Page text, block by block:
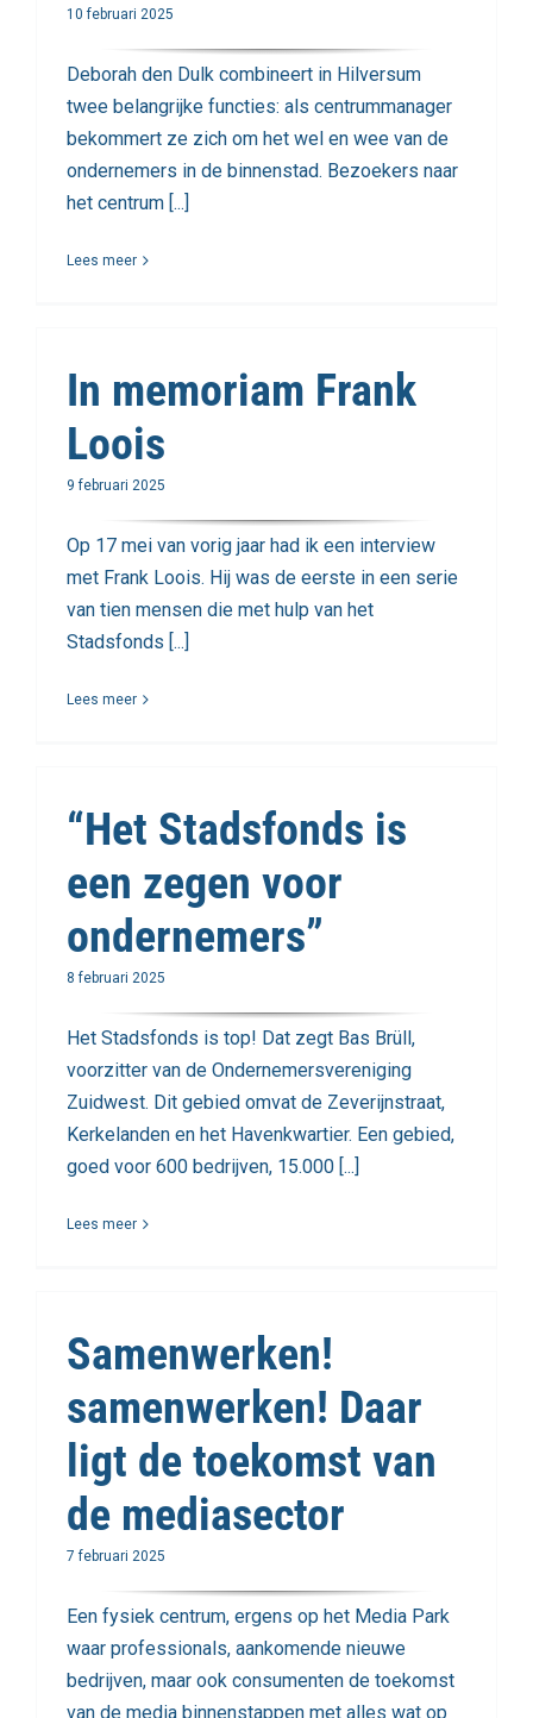
10 februari 2025
Deborah den Dulk combineert in Hilversum
twee belangrijke functies: als centrummanager
bekommert ze zich om het wel en wee van de
ondernemers in de binnenstad. Bezoekers naar
het centrum [...]
Lees meer
In memoriam Frank
Loois
9 februari 2025
Op 17 mei van vorig jaar had ik een interview
met Frank Loois. Hij was de eerste in een serie
van tien mensen die met hulp van het
Stadsfonds [...]
Lees meer
“Het Stadsfonds is
een zegen voor
ondernemers”
8 februari 2025
Het Stadsfonds is top! Dat zegt Bas Brüll,
voorzitter van de Ondernemersvereniging
Zuidwest. Dit gebied omvat de Zeverijnstraat,
Kerkelanden en het Havenkwartier. Een gebied,
goed voor 600 bedrijven, 15.000 [...]
Lees meer
Samenwerken!
samenwerken! Daar
ligt de toekomst van
de mediasector
7 februari 2025
Een fysiek centrum, ergens op het Media Park
waar professionals, aankomende nieuwe
bedrijven, maar ook consumenten de toekomst
van de media binnenstappen met alles wat op